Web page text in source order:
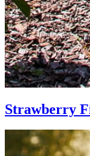
Strawberry